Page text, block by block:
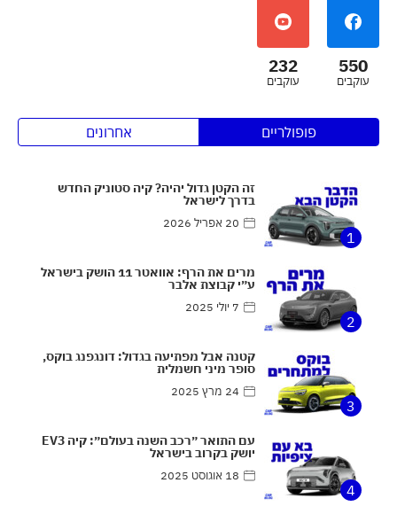
550
עוקבים
232
עוקבים
פופולריים אחרונים
1
זה הקטן גדול יהיה? קיה סטוניק החדש
בדרך לישראל
20 אפריל 2026
2
מרים את הרף: אוואטר 11 הושק בישראל
ע״י קבוצת אלבר
7 יולי 2025
3
קטנה אבל מפתיעה בגדול: דונגפנג בוקס,
סופר מיני חשמלית
24 מרץ 2025
4
עם התואר ״רכב השנה בעולם״: קיה EV3
יושק בקרוב בישראל
18 אוגוסט 2025